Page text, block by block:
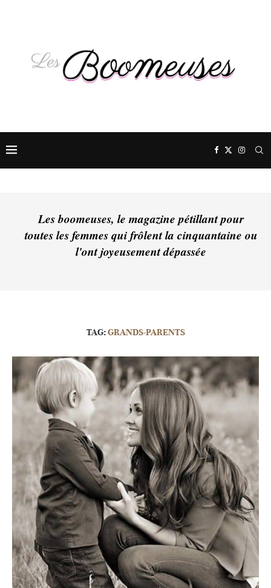
Les boomeuses, le magazine pétillant pour
toutes les femmes qui frôlent la cinquantaine ou
l'ont joyeusement dépassée
TAG:GRANDS-PARENTS